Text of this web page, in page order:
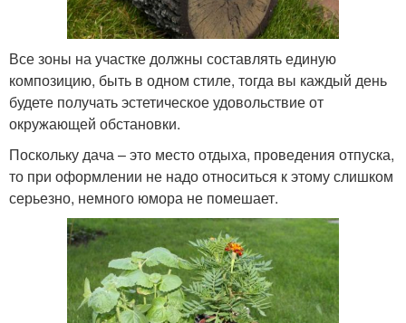
Все зоны на участке должны составлять единую
композицию, быть в одном стиле, тогда вы каждый день
будете получать эстетическое удовольствие от
окружающей обстановки.
Поскольку дача – это место отдыха, проведения отпуска,
то при оформлении не надо относиться к этому слишком
серьезно, немного юмора не помешает.